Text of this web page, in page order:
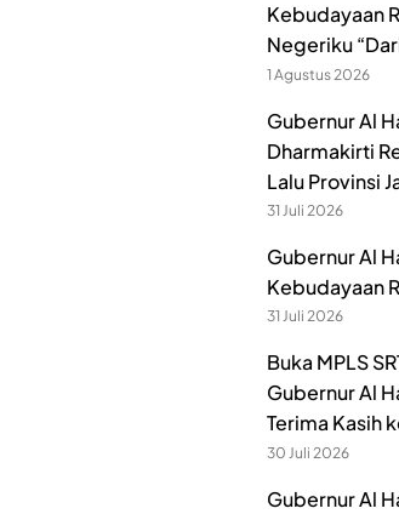
Kebudayaan
Negeriku
1 Agustus 2026
Gubernur Al
Dharmakirti
Lalu Provinsi
31 Juli 2026
Gubernur Al
Kebudayaan
31 Juli 2026
Buka MPLS
Gubernur Al
Terima Kasih
30 Juli 2026
Gubernur Al